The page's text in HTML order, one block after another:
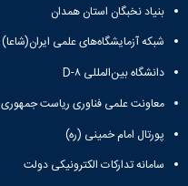
بنیاد نخبگان استان همدان
شبکه آزمایشگاه‌های علمی ایران(شاعا)
دانشگاه بین‌المللی D-۸
معاونت علمی فناوری ریاست جمهوری
پورتال امام خمینی (ره)
سامانه تدارکات الکترونیکی دولت